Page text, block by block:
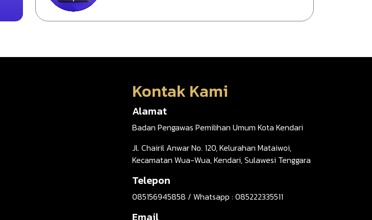
Kontak Kami
Alamat
Badan Pengawas Pemilihan Umum Kota Kendari
Jl. Chairil Anwar No. 120, Kelurahan Mataiwoi,
Kecamatan Wua-Wua, Kendari, Sulawesi Tenggara
Telepon
085156945858 / Whatsapp : 085222335511